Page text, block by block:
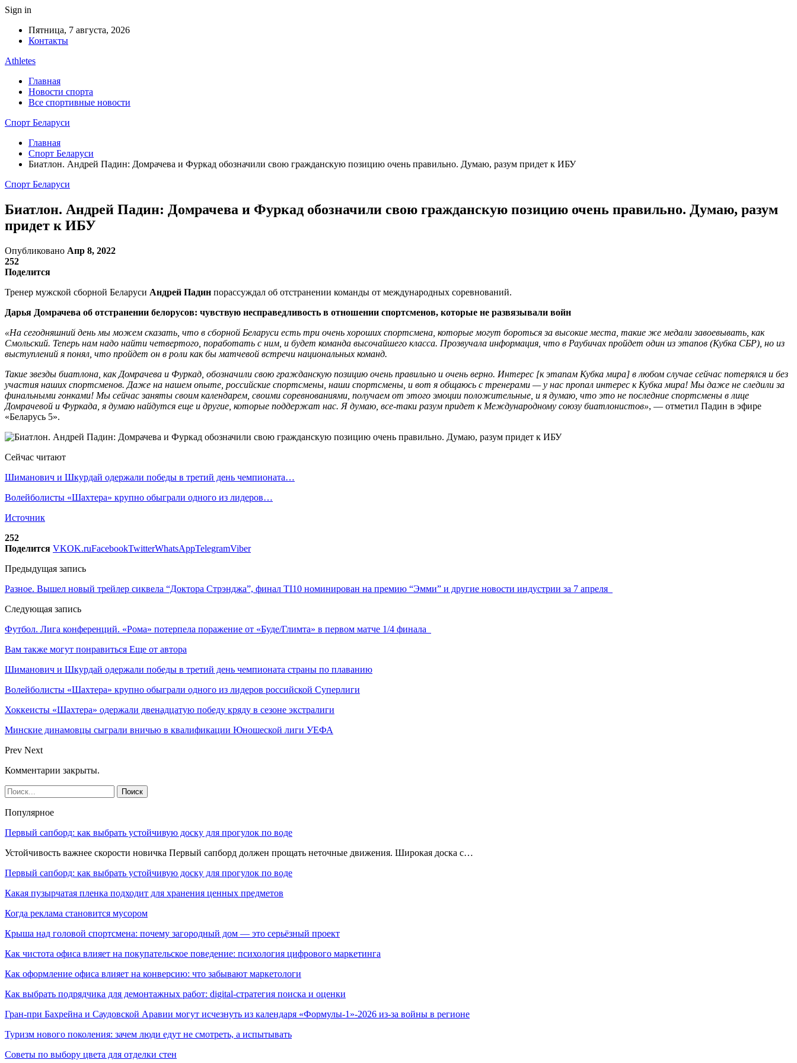
Sign in
Пятница, 7 августа, 2026
Контакты
Athletes
Главная
Новости спорта
Все спортивные новости
Спорт Беларуси
Главная
Спорт Беларуси
Биатлон. Андрей Падин: Домрачева и Фуркад обозначили свою гражданскую позицию очень правильно. Думаю, разум придет к ИБУ
Спорт Беларуси
Биатлон. Андрей Падин: Домрачева и Фуркад обозначили свою гражданскую позицию очень правильно. Думаю, разум
придет к ИБУ
Опубликовано Апр 8, 2022
252
Поделится
Тренер мужской сборной Беларуси Андрей Падин порассуждал об отстранении команды от международных соревнований.
Дарья Домрачева об отстранении белорусов: чувствую несправедливость в отношении спортсменов, которые не развязывали войн
«На сегодняшний день мы можем сказать, что в сборной Беларуси есть три очень хороших спортсмена, которые могут бороться за высокие места, такие же медали завоевывать, как
Смольский. Теперь нам надо найти четвертого, поработать с ним, и будет команда высочайшего класса. Прозвучала информация, что в Раубичах пройдет один из этапов (Кубка СБР), но из
выступлений я понял, что пройдет он в роли как бы матчевой встречи национальных команд.
Такие звезды биатлона, как Домрачева и Фуркад, обозначили свою гражданскую позицию очень правильно и очень верно. Интерес [к этапам Кубка мира] в любом случае сейчас потерялся и без
участия наших спортсменов. Даже на нашем опыте, российские спортсмены, наши спортсмены, и вот я общаюсь с тренерами — у нас пропал интерес к Кубка мира! Мы даже не следили за
финальными гонками! Мы сейчас заняты своим календарем, своими соревнованиями, получаем от этого эмоции положительные, и я думаю, что это не последние спортсмены в лице
Домрачевой и Фуркада, я думаю найдутся еще и другие, которые поддержат нас. Я думаю, все-таки разум придет к Международному союзу биатлонистов», — отметил Падин в эфире
«Беларусь 5».
Сейчас читают
Шиманович и Шкурдай одержали победы в третий день чемпионата…
Волейболисты «Шахтера» крупно обыграли одного из лидеров…
Источник
252
Поделится VKOK.ruFacebookTwitterWhatsAppTelegramViber
Предыдущая запись
Разное. Вышел новый трейлер сиквела “Доктора Стрэнджа”, финал TI10 номинирован на премию “Эмми” и другие новости индустрии за 7 апреля
Следующая запись
Футбол. Лига конференций. «Рома» потерпела поражение от «Буде/Глимта» в первом матче 1/4 финала
Вам также могут понравиться Еще от автора
Шиманович и Шкурдай одержали победы в третий день чемпионата страны по плаванию
Волейболисты «Шахтера» крупно обыграли одного из лидеров российской Суперлиги
Хоккеисты «Шахтера» одержали двенадцатую победу кряду в сезоне экстралиги
Минские динамовцы сыграли вничью в квалификации Юношеской лиги УЕФА
Prev Next
Комментарии закрыты.
Популярное
Первый сапборд: как выбрать устойчивую доску для прогулок по воде
Устойчивость важнее скорости новичка Первый сапборд должен прощать неточные движения. Широкая доска с…
Первый сапборд: как выбрать устойчивую доску для прогулок по воде
Какая пузырчатая пленка подходит для хранения ценных предметов
Когда реклама становится мусором
Крыша над головой спортсмена: почему загородный дом — это серьёзный проект
Как чистота офиса влияет на покупательское поведение: психология цифрового маркетинга
Как оформление офиса влияет на конверсию: что забывают маркетологи
Как выбрать подрядчика для демонтажных работ: digital-стратегия поиска и оценки
Гран-при Бахрейна и Саудовской Аравии могут исчезнуть из календаря «Формулы-1»-2026 из-за войны в регионе
Туризм нового поколения: зачем люди едут не смотреть, а испытывать
Советы по выбору цвета для отделки стен